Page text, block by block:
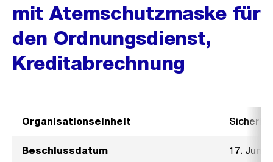
mit Atemschutzmaske für
den Ordnungsdienst,
Kreditabrechnung
Organisationseinheit
Beschlussdatum 17. Juni